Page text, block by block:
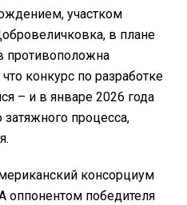
участком
в плане
противоположна
конкурс по разработке
– и в январе 2026 года
затяжного процесса,
консорциум
оппонентом победителя